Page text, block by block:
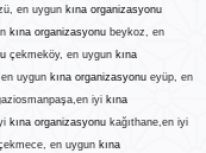
en uygun kına organizasyonu
kına organizasyonu beykoz, en
çekmeköy, en uygun kına
uygun kına organizasyonu eyüp, en
iyi kına
kına organizasyonu kağıthane,en iyi
en uygun kına